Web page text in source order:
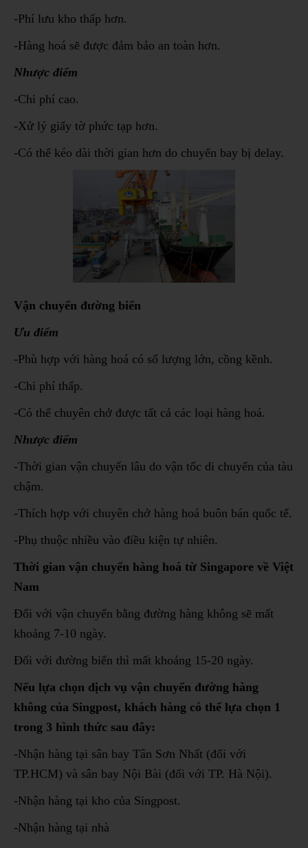
-Phí lưu kho thấp hơn.
-Hàng hoá sẽ được đảm bảo an toàn hơn.
Nhược điểm
-Chi phí cao.
-Xử lý giấy tờ phức tạp hơn.
-Có thể kéo dài thời gian hơn do chuyến bay bị delay.
Vận chuyển đường biển
Ưu điểm
-Phù hợp với hàng hoá có số lượng lớn, cồng kềnh.
-Chi phí thấp.
-Có thể chuyên chở được tất cả các loại hàng hoá.
Nhược điểm
-Thời gian vận chuyển lâu do vận tốc di chuyển của tàu
chậm.
-Thích hợp với chuyên chở hàng hoá buôn bán quốc tế.
-Phụ thuộc nhiều vào điều kiện tự nhiên.
Thời gian vận chuyển hàng hoá từ Singapore về Việt
Nam
Đối với vận chuyển bằng đường hàng không sẽ mất
khoảng 7-10 ngày.
Đối với đường biển thì mất khoảng 15-20 ngày.
Nếu lựa chọn dịch vụ vận chuyển đường hàng
không của Singpost, khách hàng có thể lựa chọn 1
trong 3 hình thức sau đây:
-Nhận hàng tại sân bay Tân Sơn Nhất (đối với
TP.HCM) và sân bay Nội Bài (đối với TP. Hà Nội).
-Nhận hàng tại kho của Singpost.
-Nhận hàng tại nhà